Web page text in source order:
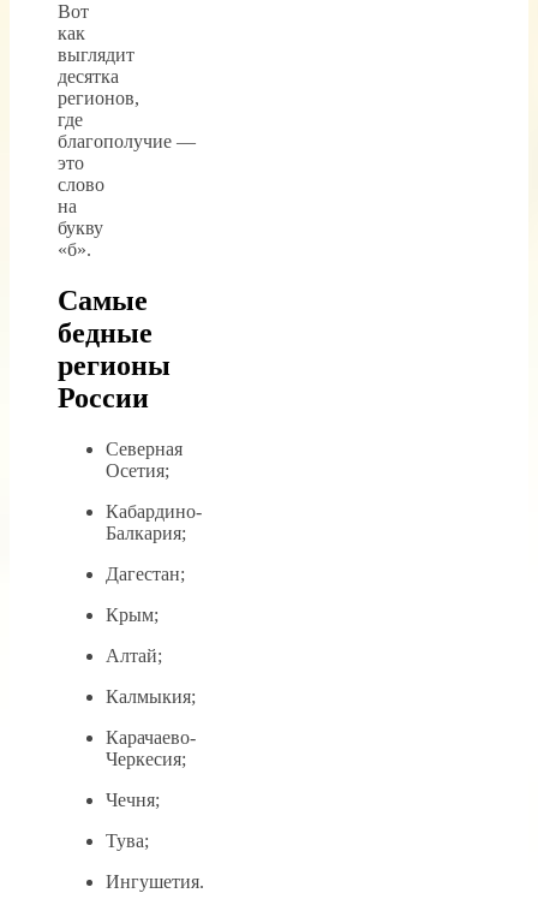
Вот
как
выглядит
десятка
регионов,
где
благополучие —
это
слово
на
букву
«б».
Самые
бедные
регионы
России
Северная
Осетия;
Кабардино-
Балкария;
Дагестан;
Крым;
Алтай;
Калмыкия;
Карачаево-
Черкесия;
Чечня;
Тува;
Ингушетия.